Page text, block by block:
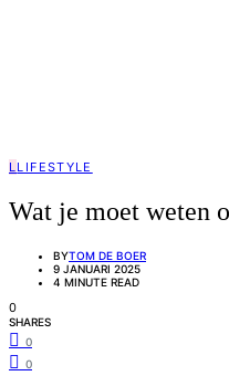
LLIFESTYLE
Wat je moet weten
BYTOM DE BOER
9 JANUARI 2025
4 MINUTE READ
0
SHARES
0
0